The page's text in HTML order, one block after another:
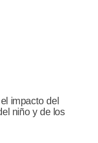
impacto del
niño y de los